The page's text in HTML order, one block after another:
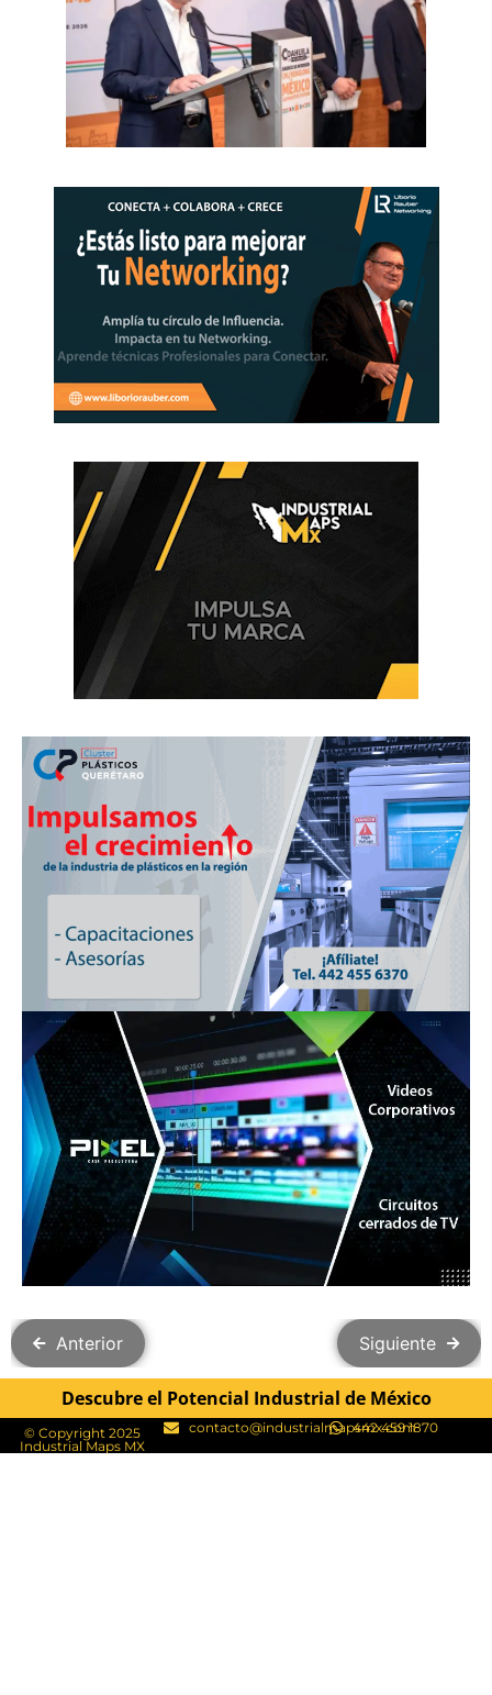
Anterior Siguiente
Descubre el Potencial Industrial de México
© Copyright 2025
Industrial Maps MX​
contacto@industrialmapsmx.com
442 459 1870